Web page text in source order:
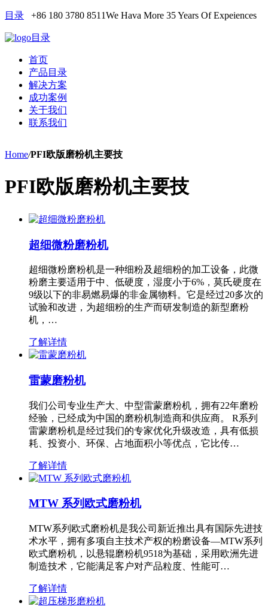
目录 +86 180 3780 8511We Hava More 35 Years Of Expeiences
目录
首页
产品目录
解决方案
成功案例
关于我们
联系我们
Home/PFI欧版磨粉机主要技
PFI欧版磨粉机主要技
超细微粉磨粉机
超细微粉磨粉机是一种细粉及超细粉的加工设备，此微
粉磨主要适用于中、低硬度，湿度小于6%，莫氏硬度在
9级以下的非易燃易爆的非金属物料。它是经过20多次的
试验和改进，为超细粉的生产而研发制造的新型磨粉
机，…
了解详情
雷蒙磨粉机
我们公司专业生产大、中型雷蒙磨粉机，拥有22年磨粉
经验，已经成为中国的磨粉机制造商和供应商。 R系列
雷蒙磨粉机是经过我们的专家优化升级改造，具有低损
耗、投资小、环保、占地面积小等优点，它比传…
了解详情
MTW 系列欧式磨粉机
MTW系列欧式磨粉机是我公司新近推出具有国际先进技
术水平，拥有多项自主技术产权的粉磨设备—MTW系列
欧式磨粉机，以悬辊磨粉机9518为基础，采用欧洲先进
制造技术，它能满足客户对产品粒度、性能可…
了解详情